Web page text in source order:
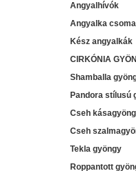
Angyalhívók
Angyalka
Kész angyalkák
CIRKÓNIA
Shamballa
Pandora stílusú
Cseh
Cseh
Tekla gyöngy
Roppantott